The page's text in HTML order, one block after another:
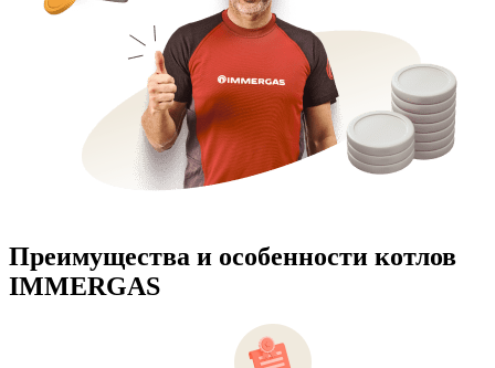
Преимущества и особенности котлов
IMMERGAS